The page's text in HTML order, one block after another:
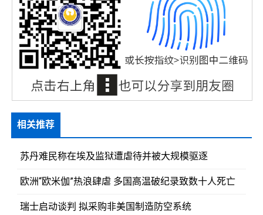
相关推荐
苏丹难民称在埃及监狱遭虐待并被大规模驱逐
欧洲“欧米伽”热浪肆虐 多国高温破纪录致数十人死亡
瑞士启动谈判 拟采购非美国制造防空系统